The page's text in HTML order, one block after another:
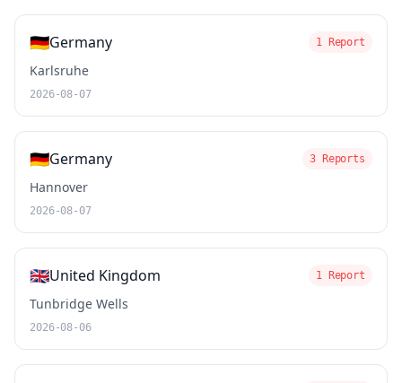
🇩🇪Germany 1 Report
Karlsruhe
2026-08-07
🇩🇪Germany 3 Reports
Hannover
2026-08-07
🇬🇧United Kingdom 1 Report
Tunbridge Wells
2026-08-06